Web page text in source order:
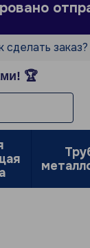
сделать заказ?
🏆